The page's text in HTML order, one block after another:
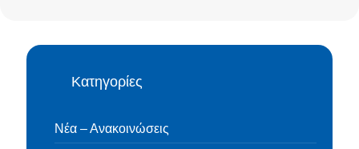
Κατηγορίες
Νέα – Ανακοινώσεις